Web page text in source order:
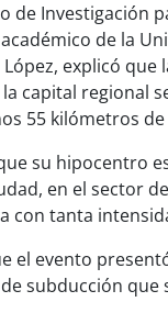
de Investigación
de la
explicó
capital regional
55 kilómetros
su hipocentro
en el sector
con tanta
el evento
subducción